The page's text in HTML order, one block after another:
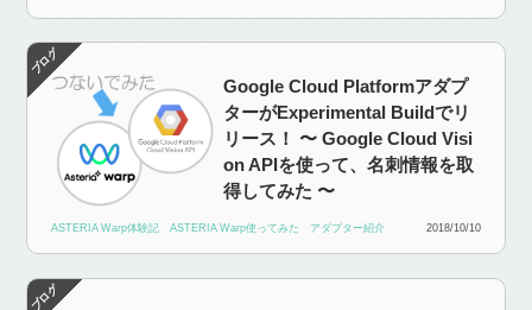
Google Cloud Platformアダプ
ターがExperimental Buildでリ
リース！ 〜 Google Cloud Visi
on APIを使って、名刺情報を取
得してみた 〜
ASTERIA Warp体験記 ASTERIA Warp使ってみた アダプター紹介 2018/10/10